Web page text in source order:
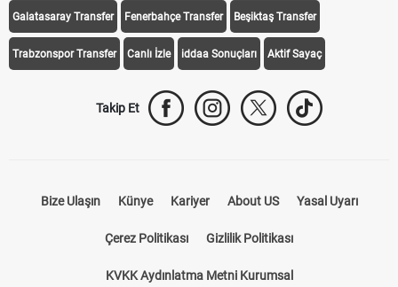
Galatasaray Transfer Fenerbahçe Transfer Beşiktaş Transfer
Trabzonspor Transfer Canlı İzle iddaa Sonuçları Aktif Sayaç
Takip Et
Bize Ulaşın Künye Kariyer About US Yasal Uyarı
Çerez Politikası Gizlilik Politikası
KVKK Aydınlatma Metni Kurumsal